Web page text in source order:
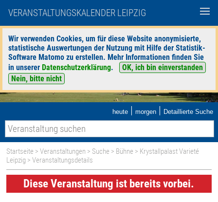
VERANSTALTUNGSKALENDER LEIPZIG
Wir verwenden Cookies, um für diese Website anonymisierte,
statistische Auswertungen der Nutzung mit Hilfe der Statistik-
Software Matomo zu erstellen. Mehr Informationen finden Sie
in unserer Datenschutzerklärung.
OK, ich bin einverstanden
Nein, bitte nicht
heute | morgen | Detaillierte Suche
Startseite >Veranstaltungen > Suche > Bühne > Krystallpalast Varieté
Leipzig > Veranstaltungsdetails
Diese Veranstaltung ist bereits vorbei.